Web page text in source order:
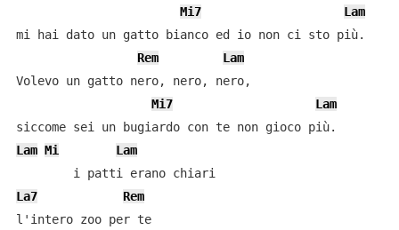
Mi7
Lam
mi hai dato un gatto bianco ed io non ci sto più.
Rem
Lam
Volevo un gatto nero, nero, nero,
Mi7
Lam
Lam Mi
Lam
La7
Rem
l'intero zoo per te